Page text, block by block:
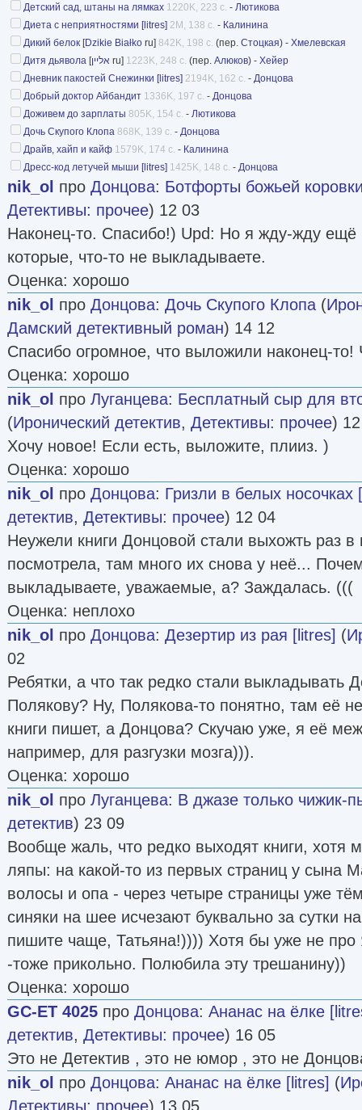
Детский сад, штаны на лямках 1220K, 223 с. - Лютикова
Диета с неприятностями [litres] 2M, 138 с. - Калинина
Дикий белок [Dzikie Białko ru] 842K, 198 с. (пер. Стоцкая) - Хмелевская
Дитя дьявола [אליין ru] 1223K, 248 с. (пер. Алюков) - Хейер
Дневник пакостей Снежинки [litres] 2194K, 162 с. - Донцова
Добрый доктор Айбандит 1336K, 197 с. - Донцова
Доживем до зарплаты 805K, 154 с. - Лютикова
Дочь Скупого Клопа 868K, 139 с. - Донцова
Драйв, хайп и кайф 1579K, 174 с. - Калинина
Дресс-код летучей мыши [litres] 1425K, 148 с. - Донцова
nik_ol про Донцова: Ботфорты божьей
Детективы: прочее) 12 03
Наконец-то. Спасибо!) Upd: Но я жду-жду
которые, что-то не выкладываете.
Оценка: хорошо
nik_ol про Донцова: Дочь Скупого Клопа (
Дамский детективный роман) 14 12
Спасибо огромное, что выложили наконец-то!
Оценка: хорошо
nik_ol про Луганцева: Бесплатный сыр для
(Иронический детектив, Детективы: прочее)
Хочу новое! Если есть, выложите, плииз. )
Оценка: хорошо
nik_ol про Донцова: Гризли в белых носочках
детектив, Детективы: прочее) 12 04
Неужели книги Донцовой стали выхожть раз
посмотрела, там много их снова у неё...
выкладываете, уважаемые, а? Заждалась. (((
Оценка: неплохо
nik_ol про Донцова: Дезертир из рая [litres] (
02
Ребятки, а что так редко стали выкладывать
Полякову? Ну, Полякова-то понятно, там её
книги пишет, а Донцова? Скучаю уже, я её
например, для разгузки мозга))).
Оценка: хорошо
nik_ol про Луганцева: В джазе только чижик-
детектив) 23 09
Вообще жаль, что редко выходят книги, хотя
ляпы: на какой-то из первых страниц у сына
волосы и опа - через четыре страницы уже
синяки на шее исчезают буквально за сутки
пишите чаще, Татьяна!)))) Хотя бы уже не про
-тоже прикольно. Полюбила эту трешанину))
Оценка: хорошо
GC-ET 4025 про Донцова: Ананас на ёлке
детектив, Детективы: прочее) 16 05
Это не Детектив , это не юмор , это не
nik_ol про Донцова: Ананас на ёлке [litres] (
Детективы: прочее) 13 05